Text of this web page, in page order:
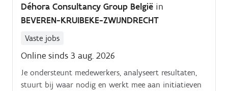
Déhora Consultancy Group België in
BEVEREN-KRUIBEKE-ZWIJNDRECHT
Vaste jobs
Online sinds 3 aug. 2026
Je ondersteunt medewerkers, analyseert resultaten,
stuurt bij waar nodig en werkt mee aan initiatieven